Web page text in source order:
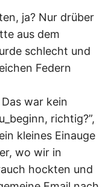
ja? Nur drüber
aus dem
schlecht und
Federn
war kein
richtig?”,
kleines Einauge
wo wir in
hockten und